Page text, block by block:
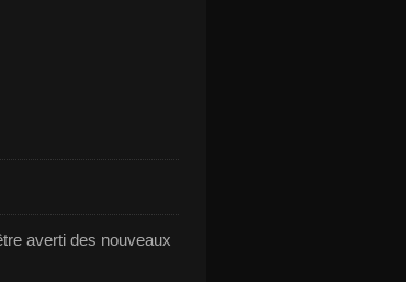
averti des nouveaux